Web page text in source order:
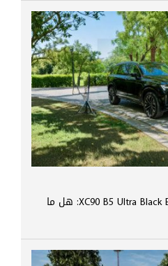
تجربة فولفو XC90 B5 Ultra Black Edition 2026: هل ما